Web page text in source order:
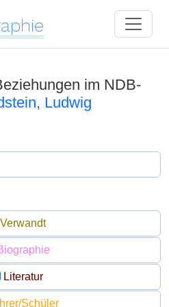
im NDB-
Ludwig
Verwandt
Literatur
Schüler